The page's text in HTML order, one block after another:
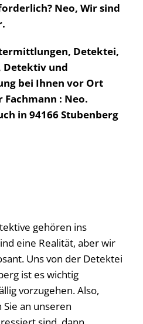
Neo, Wir sind
Detektei,
und
bei Ihnen vor Ort
Fachmann : Neo.
in 94166 Stubenberg
gehören ins
eine Realität, aber wir
Uns von der Detektei
ist es wichtig
vorzugehen. Also,
an unseren